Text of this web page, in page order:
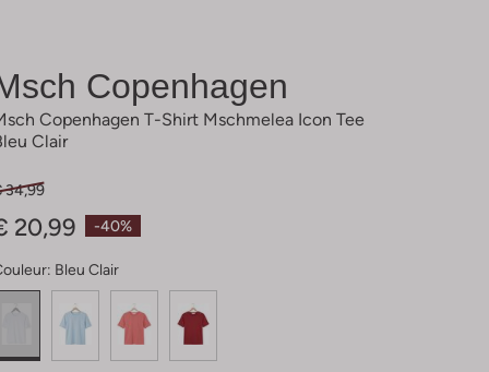
Copenhagen
Copenhagen T-Shirt Mschmelea Icon Tee
Clair
-40%
34,99
20,99
Bleu Clair